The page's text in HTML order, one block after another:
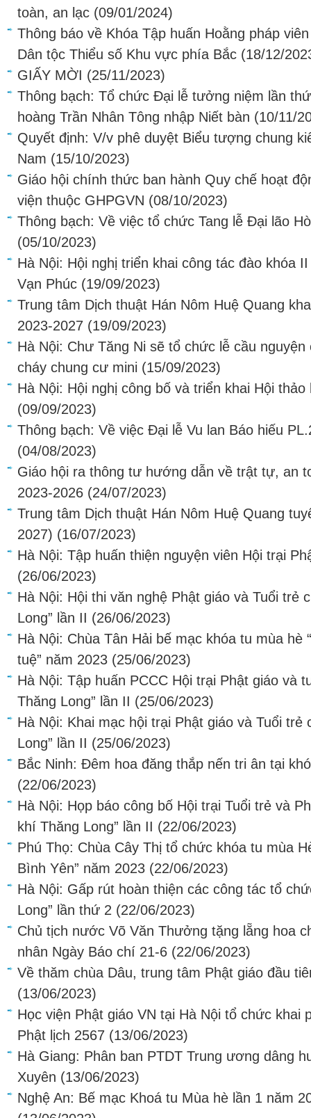
toàn, an lạc (09/01/2024)
Thông báo về Khóa Tập huấn Hoằng pháp
Dân tộc Thiểu số Khu vực phía Bắc (18/12/
GIẤY MỜI (25/11/2023)
Thông bạch: Tổ chức Đại lễ tưởng niệm lần
hoàng Trần Nhân Tông nhập Niết bàn (10/11/
Quyết định: V/v phê duyệt Biểu tượng chung
Nam (15/10/2023)
Giáo hội chính thức ban hành Quy chế hoạt
viện thuộc GHPGVN (08/10/2023)
Thông bạch: Về việc tổ chức Tang lễ Đại lão
(05/10/2023)
Hà Nội: Hội nghị triển khai công tác đào khóa
Vạn Phúc (19/09/2023)
Trung tâm Dịch thuật Hán Nôm Huệ Quang
2023-2027 (19/09/2023)
Hà Nội: Chư Tăng Ni sẽ tổ chức lễ cầu
cháy chung cư mini (15/09/2023)
Hà Nội: Hội nghị công bố và triển khai Hội
(09/09/2023)
Thông bạch: Về việc Đại lễ Vu lan Báo hiếu
(04/08/2023)
Giáo hội ra thông tư hướng dẫn về trật tự, an
2023-2026 (24/07/2023)
Trung tâm Dịch thuật Hán Nôm Huệ Quang
2027) (16/07/2023)
Hà Nội: Tập huấn thiện nguyện viên Hội trại
(26/06/2023)
Hà Nội: Hội thi văn nghệ Phật giáo và Tuổi trẻ
Long” lần II (26/06/2023)
Hà Nội: Chùa Tân Hải bế mạc khóa tu mùa hè
tuệ” năm 2023 (25/06/2023)
Hà Nội: Tập huấn PCCC Hội trại Phật giáo và
Thăng Long” lần II (25/06/2023)
Hà Nội: Khai mạc hội trại Phật giáo và Tuổi trẻ
Long” lần II (25/06/2023)
Bắc Ninh: Đêm hoa đăng thắp nến tri ân tại
(22/06/2023)
Hà Nội: Họp báo công bố Hội trại Tuổi trẻ và
khí Thăng Long” lần II (22/06/2023)
Phú Thọ: Chùa Cây Thị tổ chức khóa tu mùa
Bình Yên” năm 2023 (22/06/2023)
Hà Nội: Gấp rút hoàn thiện các công tác tổ
Long” lần thứ 2 (22/06/2023)
Chủ tịch nước Võ Văn Thưởng tặng lẵng hoa
nhân Ngày Báo chí 21-6 (22/06/2023)
Về thăm chùa Dâu, trung tâm Phật giáo đầu
(13/06/2023)
Học viện Phật giáo VN tại Hà Nội tổ chức khai
Phật lịch 2567 (13/06/2023)
Hà Giang: Phân ban PTDT Trung ương dâng
Xuyên (13/06/2023)
Nghệ An: Bế mạc Khoá tu Mùa hè lần 1 năm